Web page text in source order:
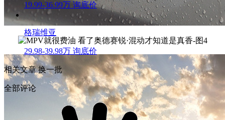
19.99-36.99万 询底价
格瑞维亚
29.98-39.98万 询底价
相关文章换一批
全部评论